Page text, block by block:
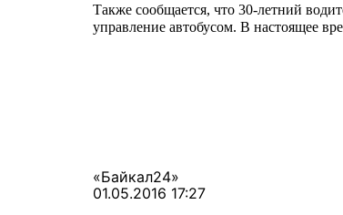
Также сообщается, что 30-летний
управление автобусом. В настоящее
«Байкал24»
01.05.2016 17:27